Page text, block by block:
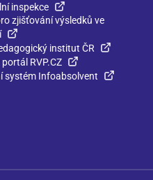
inspekce
zjišťování výsledků ve
institut ČR
RVP.CZ
systém Infoabsolvent